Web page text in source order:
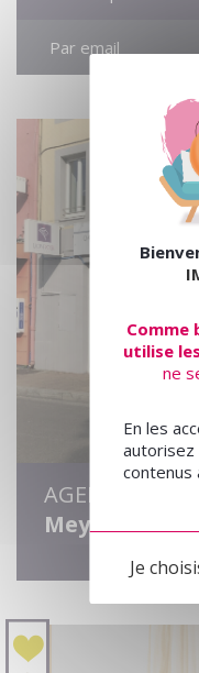
Par email
AGENCE
Meyzieu
Comme
utilise
ne
En les
autorisez
contenus
Je